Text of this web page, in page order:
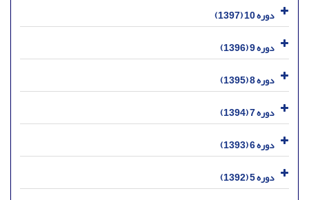
دوره 10 (1397)
دوره 9 (1396)
دوره 8 (1395)
دوره 7 (1394)
دوره 6 (1393)
دوره 5 (1392)